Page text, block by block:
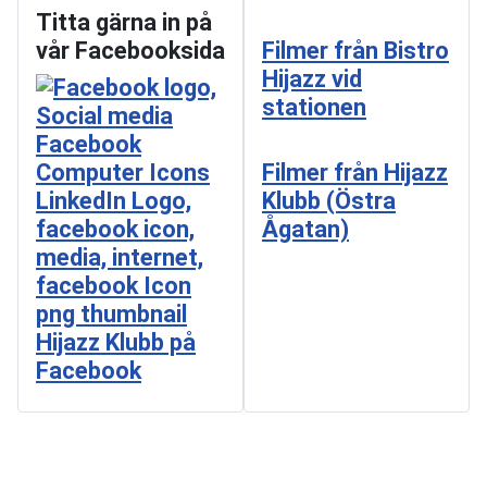
Titta gärna in på
vår Facebooksida
Hijazz Klubb på
Facebook
Filmer från Bistro
Hijazz vid
stationen
Filmer från Hijazz
Klubb (Östra
Ågatan)